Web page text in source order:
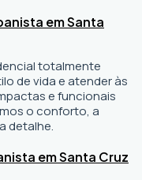
em Santa
totalmente
de vida e atender às
e funcionais
o conforto, a
detalhe.
em Santa Cruz